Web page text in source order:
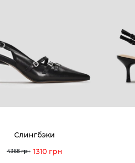
Слингбэки
4368 грн 1310 грн